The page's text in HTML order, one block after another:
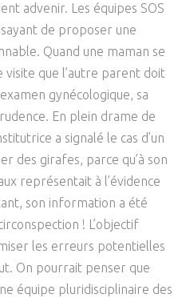
advenir. Les équipes SOS
de proposer une
Quand une maman se
que l’autre parent doit
gynécologique, sa
En plein drame de
a signalé le cas d’un
des girafes, parce qu’à son
représentait à l’évidence
son information a été
! L’objectif
les erreurs potentielles
On pourrait penser que
équipe pluridisciplinaire des